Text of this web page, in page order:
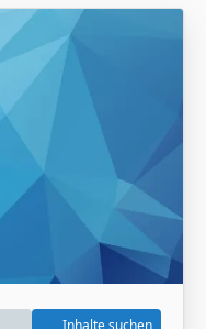
Inhalte suchen